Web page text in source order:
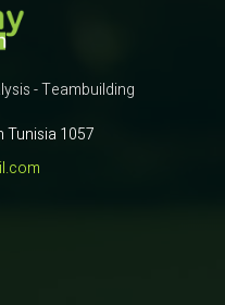
- Teambuilding
Tunisia 1057